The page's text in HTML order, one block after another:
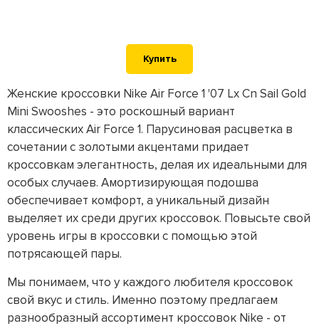
Купить
Женские кроссовки Nike Air Force 1 '07 Lx Cn Sail Gold
Mini Swooshes - это роскошный вариант
классических Air Force 1. Парусиновая расцветка в
сочетании с золотыми акцентами придает
кроссовкам элегантность, делая их идеальными для
особых случаев. Амортизирующая подошва
обеспечивает комфорт, а уникальный дизайн
выделяет их среди других кроссовок. Повысьте свой
уровень игры в кроссовки с помощью этой
потрясающей пары.
Мы понимаем, что у каждого любителя кроссовок
свой вкус и стиль. Именно поэтому предлагаем
разнообразный ассортимент кроссовок Nike - от